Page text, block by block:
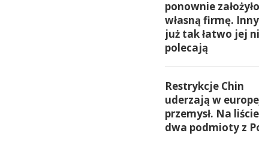
ponownie
własną firmę.
już tak łatwo jej
polecają
Restrykcje Chin
uderzają w
przemysł. Na
dwa podmioty z